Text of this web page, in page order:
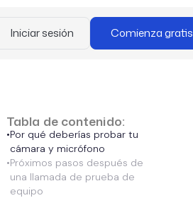
Iniciar sesión Comienza gratis
Tabla de contenido:
•Por qué deberías probar tu
cámara y micrófono
•Próximos pasos después de
una llamada de prueba de
equipo